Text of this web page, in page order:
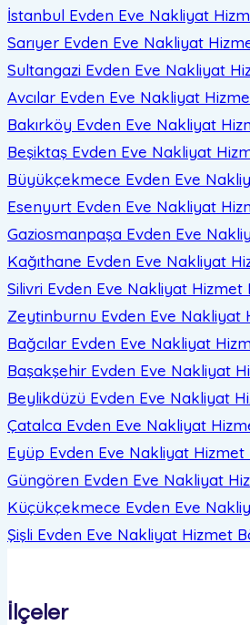
İstanbul Evden Eve Nakliyat
Sarıyer Evden Eve Nakliyat
Sultangazi Evden Eve Nakliyat
Avcılar Evden Eve Nakliyat
Bakırköy Evden Eve Nakliyat
Beşiktaş Evden Eve Nakliyat
Büyükçekmece Evden Eve
Esenyurt Evden Eve Nakliyat
Gaziosmanpaşa Evden Eve
Kağıthane Evden Eve Nakliyat
Silivri Evden Eve Nakliyat Hizmet
Zeytinburnu Evden Eve Nakliyat
Bağcılar Evden Eve Nakliyat
Başakşehir Evden Eve Nakliyat
Beylikdüzü Evden Eve Nakliyat
Çatalca Evden Eve Nakliyat
Eyüp Evden Eve Nakliyat Hizmet
Güngören Evden Eve Nakliyat
Küçükçekmece Evden Eve
Şişli Evden Eve Nakliyat Hizmet
İlçeler